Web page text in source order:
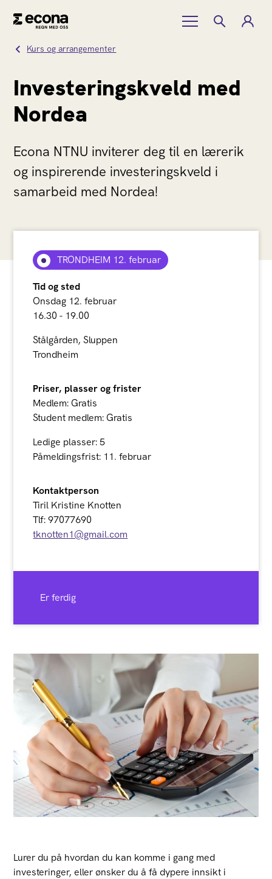
Kurs og arrangementer
Investeringskveld med
Nordea
Econa NTNU inviterer deg til en lærerik
og inspirerende investeringskveld i
samarbeid med Nordea!
TRONDHEIM 12. februar
Tid og sted
Onsdag 12. februar
16.30 - 19.00
Stålgården, Sluppen
Trondheim
Priser, plasser og frister
Medlem: Gratis
Student medlem: Gratis
Ledige plasser: 5
Påmeldingsfrist: 11. februar
Kontaktperson
Tiril Kristine Knotten
Tlf: 97077690
tknotten1@gmail.com
Er ferdig
Lurer du på hvordan du kan komme i gang med
investeringer, eller ønsker du å få dypere innsikt i